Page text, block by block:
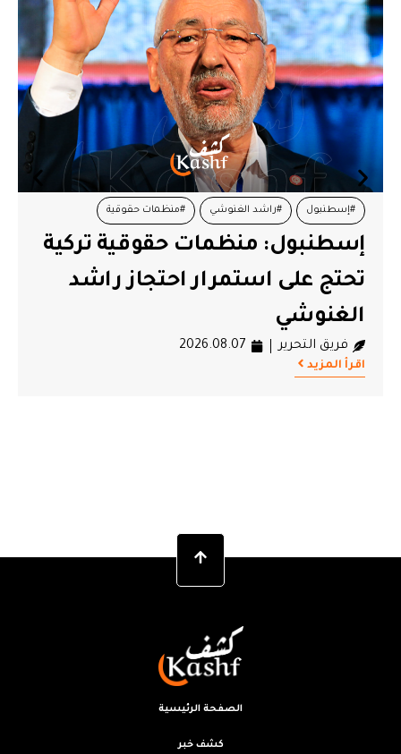
#إسطنبول #راشد الغنوشي #منظمات حقوقية
إسطنبول: منظمات حقوقية تركية
تحتج على استمرار احتجاز راشد
الغنوشي
فريق التحرير 2026.08.07
اقرأ المزيد
الصفحة الرئيسية
كشف خبر